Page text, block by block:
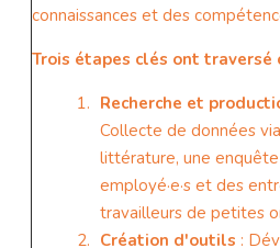
connaissances et des
Trois étapes clés ont traversé
Recherche et
Collecte de données
littérature, une
employé·e·s et des
travailleurs de petites
Création d'outils :